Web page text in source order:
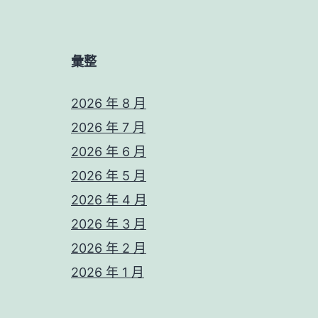
彙整
2026 年 8 月
2026 年 7 月
2026 年 6 月
2026 年 5 月
2026 年 4 月
2026 年 3 月
2026 年 2 月
2026 年 1 月